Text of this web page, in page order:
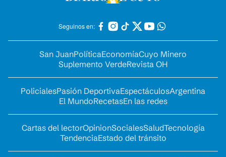
Seguinos en:
San JuanPolíticaEconomíaCuyo Minero
Suplemento VerdeRevista OH
PolicialesPasión DeportivaEspectáculosArgentina
El MundoRecetasEn las redes
Cartas del lectorOpinionSocialesSaludTecnología
TendenciaEstado del tránsito